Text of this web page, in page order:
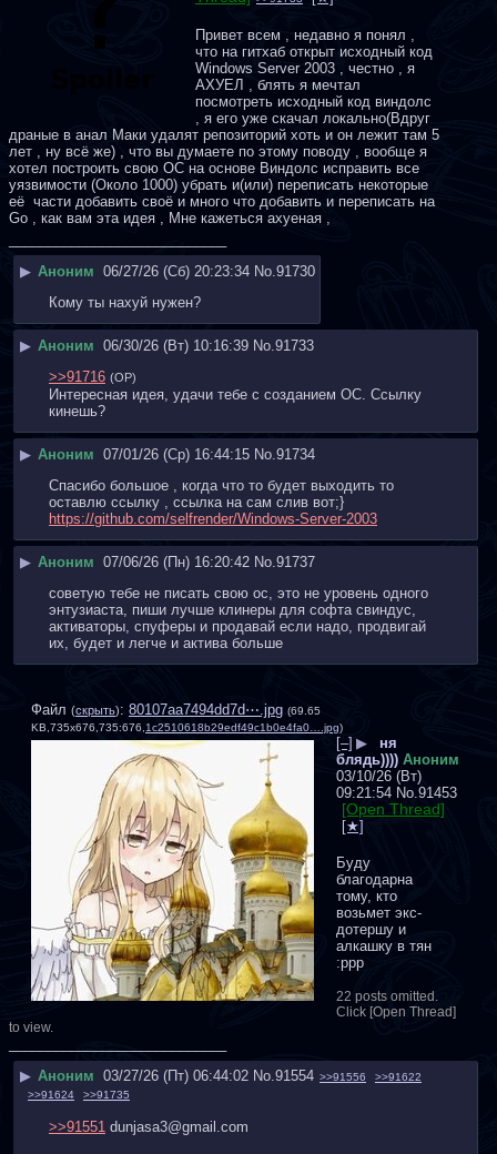
Привет всем , недавно я понял ,
что на гитхаб открыт исходный код
Windows Server 2003 , честно , я
АХУЕЛ , блять я мечтал
посмотреть исходный код виндолс
, я его уже скачал локально(Вдруг
драные в анал Маки удалят репозиторий хоть и он лежит там 5
лет , ну всё же) , что вы думаете по этому поводу , вообще я
хотел построить свою ОС на основе Виндолс исправить все
уязвимости (Около 1000) убрать и(или) переписать некоторые
её  части добавить своё и много что добавить и переписать на
Go , как вам эта идея , Мне кажеться ахуеная ,
▶ Аноним 06/27/26 (Сб) 20:23:34 No. 91730
Кому ты нахуй нужен?
▶ Аноним 06/30/26 (Вт) 10:16:39 No. 91733
>>91716 (OP)
Интересная идея, удачи тебе с созданием ОС. Ссылку
кинешь?
▶ Аноним 07/01/26 (Ср) 16:44:15 No. 91734
Спасибо большое , когда что то будет выходить то
https://github.com/selfrender/Windows-Server-2003
▶ Аноним 07/06/26 (Пн) 16:20:42 No. 91737
советую тебе не писать свою ос, это не уровень одного
энтузиаста, пиши лучше клинеры для софта свиндус,
активаторы, спуферы и продавай если надо, продвигай
их, будет и легче и актива больше
Файл (скрыть): 80107aa7494dd7d⋯.jpg (69.65
KB,735x676,735:676, 1c2510618b29edf49c1b0e4fa0….jpg)
[–] ▶
ня
блядь)))) Аноним
03/10/26 (Вт)
09:21:54 No. 91453
[Open Thread]
Буду
благодарна
тому, кто
возьмет экс-
дотершу и
алкашку в тян
:ppp
22 posts omitted.
Click [Open Thread]
to view.
▶ Аноним 03/27/26 (Пт) 06:44:02 No.91554 >>91556
>>91622
>>91624
>>91735
>>91551 dunjasa3@gmail.com